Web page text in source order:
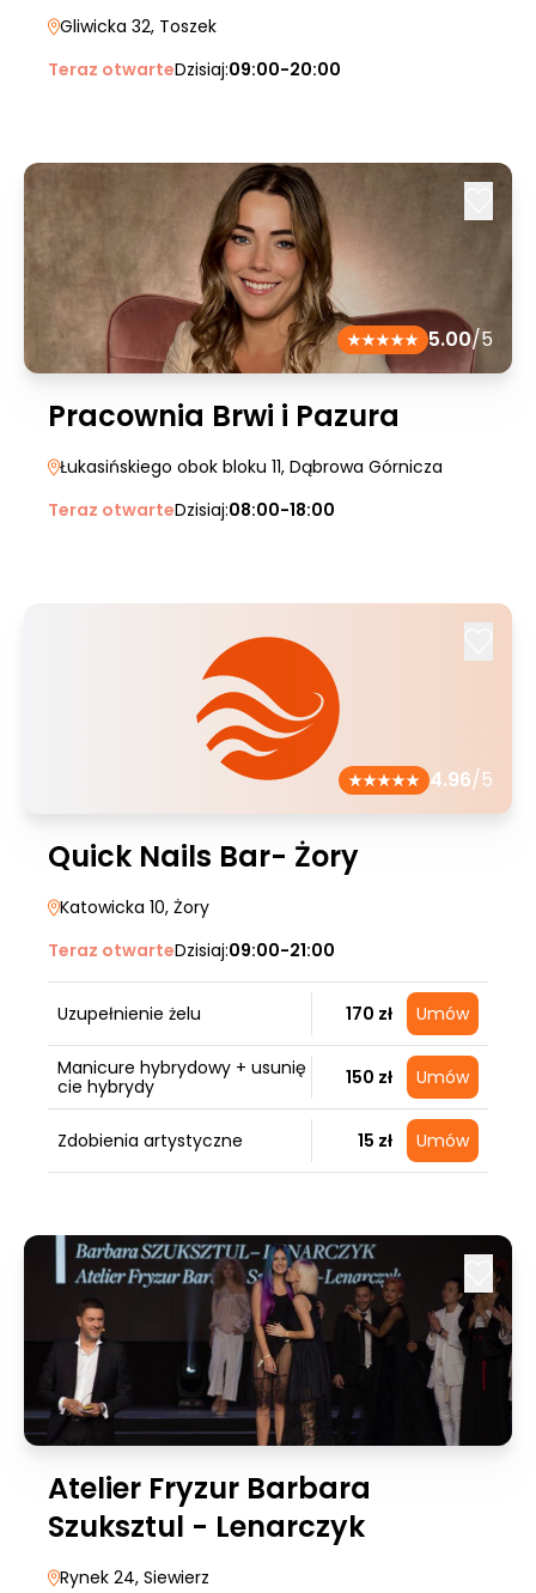
Gliwicka 32, Toszek
Teraz otwarteDzisiaj:09:00-20:00
5.00/5
Pracownia Brwi i Pazura
Łukasińskiego obok bloku 11, Dąbrowa Górnicza
Teraz otwarteDzisiaj:08:00-18:00
4.96/5
Quick Nails Bar- Żory
Katowicka 10, Żory
Teraz otwarteDzisiaj:09:00-21:00
Uzupełnienie żelu 170 zł Umów
Manicure hybrydowy + usunię
cie hybrydy
150 zł Umów
Zdobienia artystyczne 15 zł Umów
Atelier Fryzur Barbara
Szuksztul - Lenarczyk
Rynek 24, Siewierz